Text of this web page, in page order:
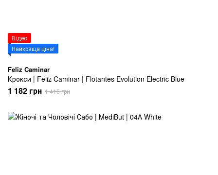
Відео
Найкраща ціна!
Feliz Caminar
Крокси | Feliz Caminar | Flotantes Evolution Electric Blue
1 182 грн 1 416 грн